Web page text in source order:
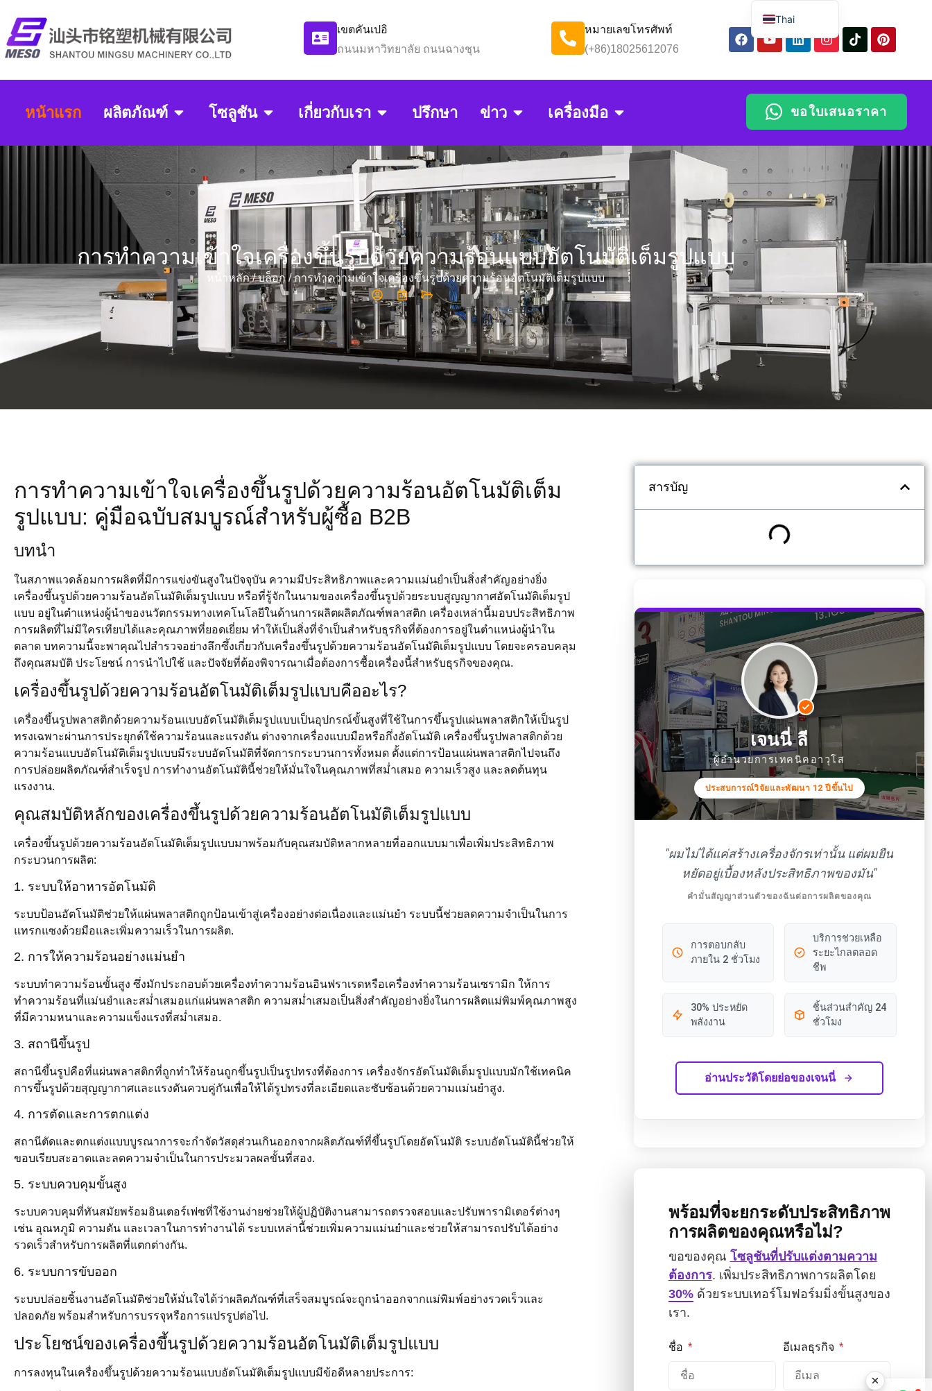
เขตคันเปอิ
ถนนมหาวิทยาลัย ถนนฉางชุน
หมายเลขโทรศัพท์
(+86)18025612076
หน้าแรก ผลิตภัณฑ์ โซลูชัน เกี่ยวกับเรา ปรึกษา ข่าว เครื่องมือ ขอใบเสนอราคา
การทำความเข้าใจเครื่องขึ้นรูปด้วยความร้อนแบบอัตโนมัติเต็มรูปแบบ
หน้าหลัก/บล็อก/ การทำความเข้าใจเครื่องขึ้นรูปด้วยความร้อนอัตโนมัติเต็มรูปแบบ
การทำความเข้าใจเครื่องขึ้นรูปด้วยความร้อนอัตโนมัติเต็ม
รูปแบบ: คู่มือฉบับสมบูรณ์สำหรับผู้ซื้อ B2B
บทนำ
ในสภาพแวดล้อมการผลิตที่มีการแข่งขันสูงในปัจจุบัน ความมีประสิทธิภาพและความแม่นยำเป็นสิ่งสำคัญอย่างยิ่ง
เครื่องขึ้นรูปด้วยความร้อนอัตโนมัติเต็มรูปแบบ หรือที่รู้จักในนามของเครื่องขึ้นรูปด้วยระบบสูญญากาศอัตโนมัติเต็มรูป
แบบ อยู่ในตำแหน่งผู้นำของนวัตกรรมทางเทคโนโลยีในด้านการผลิตผลิตภัณฑ์พลาสติก เครื่องเหล่านี้มอบประสิทธิภาพ
การผลิตที่ไม่มีใครเทียบได้และคุณภาพที่ยอดเยี่ยม ทำให้เป็นสิ่งที่จำเป็นสำหรับธุรกิจที่ต้องการอยู่ในตำแหน่งผู้นำใน
ตลาด บทความนี้จะพาคุณไปสำรวจอย่างลึกซึ้งเกี่ยวกับเครื่องขึ้นรูปด้วยความร้อนอัตโนมัติเต็มรูปแบบ โดยจะครอบคลุม
ถึงคุณสมบัติ ประโยชน์ การนำไปใช้ และปัจจัยที่ต้องพิจารณาเมื่อต้องการซื้อเครื่องนี้สำหรับธุรกิจของคุณ.
เครื่องขึ้นรูปด้วยความร้อนอัตโนมัติเต็มรูปแบบคืออะไร?
เครื่องขึ้นรูปพลาสติกด้วยความร้อนแบบอัตโนมัติเต็มรูปแบบเป็นอุปกรณ์ขั้นสูงที่ใช้ในการขึ้นรูปแผ่นพลาสติกให้เป็นรูป
ทรงเฉพาะผ่านการประยุกต์ใช้ความร้อนและแรงดัน ต่างจากเครื่องแบบมือหรือกึ่งอัตโนมัติ เครื่องขึ้นรูปพลาสติกด้วย
ความร้อนแบบอัตโนมัติเต็มรูปแบบมีระบบอัตโนมัติที่จัดการกระบวนการทั้งหมด ตั้งแต่การป้อนแผ่นพลาสติกไปจนถึง
การปล่อยผลิตภัณฑ์สำเร็จรูป การทำงานอัตโนมัตินี้ช่วยให้มั่นใจในคุณภาพที่สม่ำเสมอ ความเร็วสูง และลดต้นทุน
แรงงาน.
คุณสมบัติหลักของเครื่องขึ้นรูปด้วยความร้อนอัตโนมัติเต็มรูปแบบ
เครื่องขึ้นรูปด้วยความร้อนอัตโนมัติเต็มรูปแบบมาพร้อมกับคุณสมบัติหลากหลายที่ออกแบบมาเพื่อเพิ่มประสิทธิภาพ
กระบวนการผลิต:
1. ระบบให้อาหารอัตโนมัติ
ระบบป้อนอัตโนมัติช่วยให้แผ่นพลาสติกถูกป้อนเข้าสู่เครื่องอย่างต่อเนื่องและแม่นยำ ระบบนี้ช่วยลดความจำเป็นในการ
แทรกแซงด้วยมือและเพิ่มความเร็วในการผลิต.
2. การให้ความร้อนอย่างแม่นยำ
ระบบทำความร้อนขั้นสูง ซึ่งมักประกอบด้วยเครื่องทำความร้อนอินฟราเรดหรือเครื่องทำความร้อนเซรามิก ให้การ
ทำความร้อนที่แม่นยำและสม่ำเสมอแก่แผ่นพลาสติก ความสม่ำเสมอเป็นสิ่งสำคัญอย่างยิ่งในการผลิตแม่พิมพ์คุณภาพสูง
ที่มีความหนาและความแข็งแรงที่สม่ำเสมอ.
3. สถานีขึ้นรูป
สถานีขึ้นรูปคือที่แผ่นพลาสติกที่ถูกทำให้ร้อนถูกขึ้นรูปเป็นรูปทรงที่ต้องการ เครื่องจักรอัตโนมัติเต็มรูปแบบมักใช้เทคนิค
การขึ้นรูปด้วยสุญญากาศและแรงดันควบคู่กันเพื่อให้ได้รูปทรงที่ละเอียดและซับซ้อนด้วยความแม่นยำสูง.
4. การตัดและการตกแต่ง
สถานีตัดและตกแต่งแบบบูรณาการจะกำจัดวัสดุส่วนเกินออกจากผลิตภัณฑ์ที่ขึ้นรูปโดยอัตโนมัติ ระบบอัตโนมัตินี้ช่วยให้
ขอบเรียบสะอาดและลดความจำเป็นในการประมวลผลขั้นที่สอง.
5. ระบบควบคุมขั้นสูง
ระบบควบคุมที่ทันสมัยพร้อมอินเตอร์เฟซที่ใช้งานง่ายช่วยให้ผู้ปฏิบัติงานสามารถตรวจสอบและปรับพารามิเตอร์ต่างๆ
เช่น อุณหภูมิ ความดัน และเวลาในการทำงานได้ ระบบเหล่านี้ช่วยเพิ่มความแม่นยำและช่วยให้สามารถปรับได้อย่าง
รวดเร็วสำหรับการผลิตที่แตกต่างกัน.
6. ระบบการขับออก
ระบบปล่อยชิ้นงานอัตโนมัติช่วยให้มั่นใจได้ว่าผลิตภัณฑ์ที่เสร็จสมบูรณ์จะถูกนำออกจากแม่พิมพ์อย่างรวดเร็วและ
ปลอดภัย พร้อมสำหรับการบรรจุหรือการแปรรูปต่อไป.
ประโยชน์ของเครื่องขึ้นรูปด้วยความร้อนอัตโนมัติเต็มรูปแบบ
การลงทุนในเครื่องขึ้นรูปด้วยความร้อนแบบอัตโนมัติเต็มรูปแบบมีข้อดีหลายประการ:
สารบัญ
เจนนี่ ลี
ผู้อำนวยการเทคนิคอาวุโส
ประสบการณ์วิจัยและพัฒนา 12 ปีขึ้นไป
"ผมไม่ได้แค่สร้างเครื่องจักรเท่านั้น แต่ผมยืน
หยัดอยู่เบื้องหลังประสิทธิภาพของมัน"
คำมั่นสัญญาส่วนตัวของฉันต่อการผลิตของคุณ
การตอบกลับ
ภายใน 2 ชั่วโมง
บริการช่วยเหลือ
ระยะไกลตลอด
ชีพ
30% ประหยัด
พลังงาน
ชิ้นส่วนสำคัญ 24
ชั่วโมง
อ่านประวัติโดยย่อของเจนนี่
พร้อมที่จะยกระดับประสิทธิภาพ
การผลิตของคุณหรือไม่?
ขอของคุณ โซลูชันที่ปรับแต่งตามความ
ต้องการ. เพิ่มประสิทธิภาพการผลิตโดย
30%ด้วยระบบเทอร์โมฟอร์มมิ่งขั้นสูงของ
เรา.
ชื่อ อีเมลธุรกิจ
Thai
English
Arabic
Portuguese
Chinese